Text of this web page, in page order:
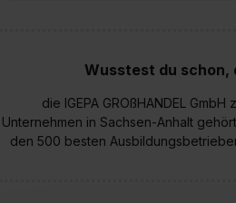
Wusstest du schon,
die IGEPA GROßHANDEL
Unternehmen in Sachsen-Anhalt
den 500 besten